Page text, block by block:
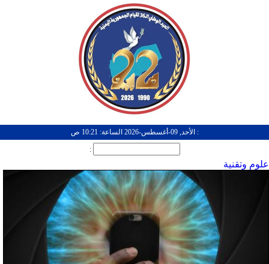
: الأحد, 09-أغسطس-2026 الساعة: 10:21 ص
:
علوم وتقنية